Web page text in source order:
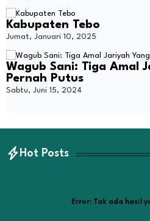
Kabupaten Tebo
Jumat, Januari 10, 2025
Wagub Sani: Tiga Amal
Pernah Putus
Sabtu, Juni 15, 2024
Hot Posts
Error:Tak ada hasil